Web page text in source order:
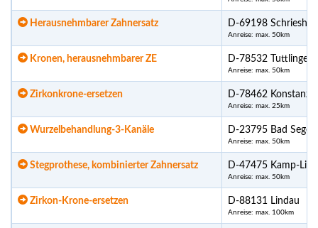
Herausnehmbarer Zahnersatz D-69198
Anreise: max. 50km
Kronen, herausnehmbarer ZE D-78532 Tuttlingen
Anreise: max. 50km
Zirkonkrone-ersetzen D-78462 Konstanz
Anreise: max. 25km
Wurzelbehandlung-3-Kanäle D-23795 Bad
Anreise: max. 50km
Stegprothese, kombinierter Zahnersatz D-47475 Kamp-
Anreise: max. 50km
Zirkon-Krone-ersetzen D-88131 Lindau
Anreise: max. 100km